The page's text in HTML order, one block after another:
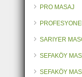
PRO MASAJ
SARIYER
SEFAKÖY
SEFAKÖY